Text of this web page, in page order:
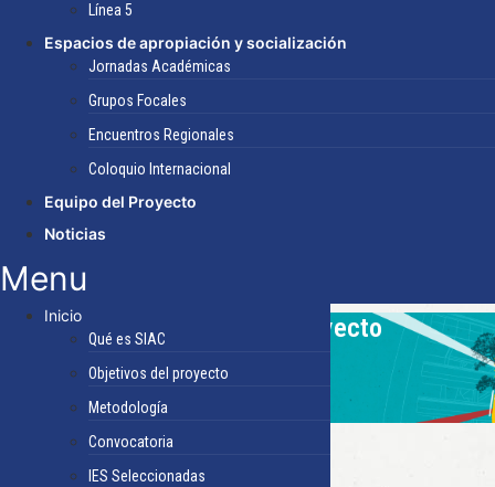
Línea 5
Espacios de apropiación y socialización
Jornadas Académicas
Grupos Focales
Encuentros Regionales
Coloquio Internacional
Equipo del Proyecto
Noticias
Menu
Inicio
Qué es SIAC
Objetivos del proyecto
Metodología
Convocatoria
IES Seleccionadas
Información del Proyecto
Institución Universitaria Pascual Bravo
Aseguramiento de la calidad